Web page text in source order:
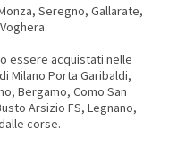
Seregno, Gallarate,
essere acquistati nelle
Milano Porta Garibaldi,
Bergamo, Como San
Arsizio FS, Legnano,
corse.